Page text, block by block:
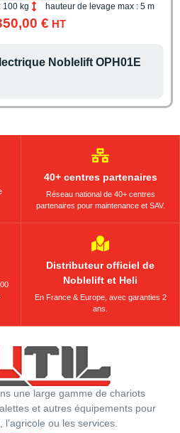
100 kg hauteur de levage max : 5 m
€ HT
Noblelift OPH01E
40+ centres partenaires
Réseau national de 40+ centres
partenaires pour maintenance et SAV.
Distributeur officiel de
Noblelift et Heli
En France & Europe, avec garanties 2
ans.
une large gamme de chariots
et autres équipements pour
l’agricole ou les services.